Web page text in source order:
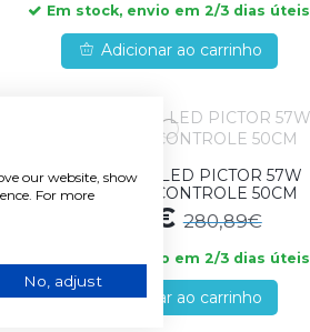
Em stock, envio em 2/3 dias úteis
Adicionar ao carrinho
TETO DO TETO LED PICTOR 57W
AJUSTÁVEL C/CONTROLE 50CM
73,57€280,89€
Em stock, envio em 2/3 dias úteis
Adicionar ao carrinho
our website, show
For more
No, adjust